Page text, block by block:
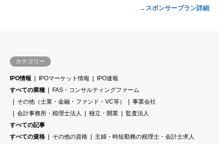
→スポンサープラン詳細
カテゴリー
IPO情報 IPOマーケット情報
IPO速報
すべての業種
FAS・コンサルティングファーム
その他（士業・金融・ファンド・VC等）
事業会社
会計事務所・税理士法人
独立・開業
監査法人
すべての記事
すべての資格
その他の資格
主婦・時短勤務の税理士・会計士求人